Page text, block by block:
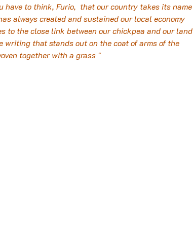
have to think, Furio,  that our country takes its name
always created and sustained our local economy
to the close link between our chickpea and our land
that stands out on the coat of arms of the
together with a grass "